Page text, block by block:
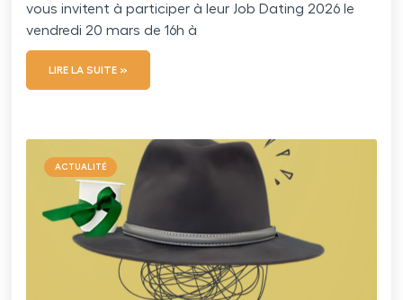
vous invitent à participer à leur Job Dating 2026 le
vendredi 20 mars de 16h à
LIRE LA SUITE »
ACTUALITÉ